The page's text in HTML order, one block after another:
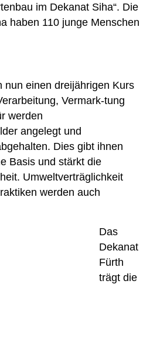
im Dekanat Siha“. Die
haben 110 junge Menschen
nun einen dreijährigen Kurs
Vermark-tung
werden
angelegt und
Dies gibt ihnen
Basis und stärkt die
Umweltverträglichkeit
werden auch
Das
Dekanat
Fürth
trägt die